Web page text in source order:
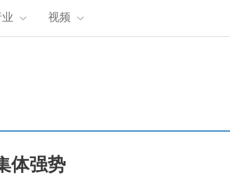
视频
体强势